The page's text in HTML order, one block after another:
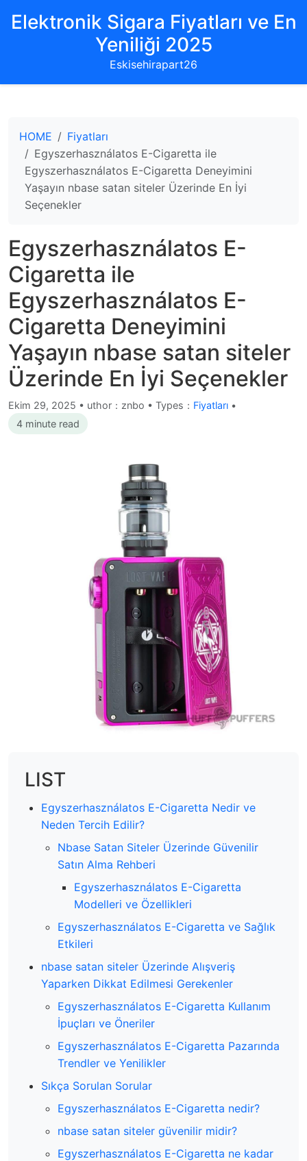
Elektronik Sigara Fiyatları ve En
Yeniliği 2025
Eskisehirapart26
HOME
Fiyatları
Egyszerhasználatos E-Cigaretta ile
Egyszerhasználatos E-Cigaretta Deneyimini
Yaşayın nbase satan siteler Üzerinde En İyi
Seçenekler
Egyszerhasználatos E-
Cigaretta ile
Egyszerhasználatos E-
Cigaretta Deneyimini
Yaşayın nbase satan siteler
Üzerinde En İyi Seçenekler
Ekim 29, 2025 • uthor：znbo • Types： Fiyatları •
4 minute read
LIST
Egyszerhasználatos E-Cigaretta Nedir ve
Neden Tercih Edilir?
Nbase Satan Siteler Üzerinde Güvenilir
Satın Alma Rehberi
Egyszerhasználatos E-Cigaretta
Modelleri ve Özellikleri
Egyszerhasználatos E-Cigaretta ve Sağlık
Etkileri
nbase satan siteler Üzerinde Alışveriş
Yaparken Dikkat Edilmesi Gerekenler
Egyszerhasználatos E-Cigaretta Kullanım
İpuçları ve Öneriler
Egyszerhasználatos E-Cigaretta Pazarında
Trendler ve Yenilikler
Sıkça Sorulan Sorular
Egyszerhasználatos E-Cigaretta nedir?
nbase satan siteler güvenilir midir?
Egyszerhasználatos E-Cigaretta ne kadar